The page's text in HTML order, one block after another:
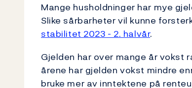
Mange husholdninger har mye
Slike sårbarheter vil kunne
stabilitet 2023 - 2. halvår.
Gjelden har over mange år vokst
årene har gjelden vokst mindre
bruke mer av inntektene på